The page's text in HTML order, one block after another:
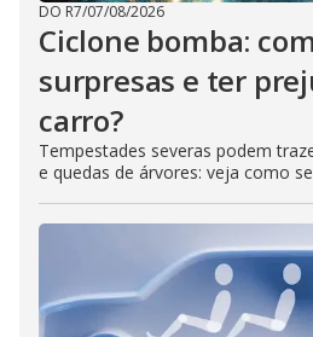
DO R7/07/08/2026
Ciclone bomba:
surpresas e ter
carro?
Tempestades severas podem
e quedas de árvores: veja como